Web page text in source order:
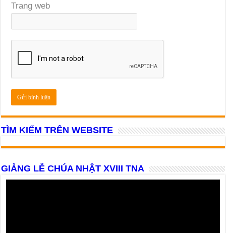
Trang web
TÌM KIẾM TRÊN WEBSITE
GIẢNG LỄ CHÚA NHẬT XVIII TNA